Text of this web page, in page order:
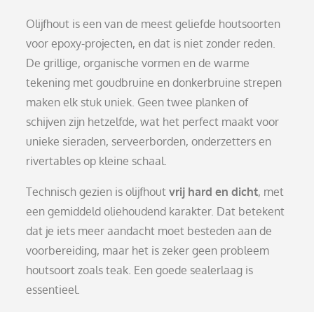
Olijfhout is een van de meest geliefde houtsoorten
voor epoxy-projecten, en dat is niet zonder reden.
De grillige, organische vormen en de warme
tekening met goudbruine en donkerbruine strepen
maken elk stuk uniek. Geen twee planken of
schijven zijn hetzelfde, wat het perfect maakt voor
unieke sieraden, serveerborden, onderzetters en
rivertables op kleine schaal.
Technisch gezien is olijfhoutvrij hard en dicht, met
een gemiddeld oliehoudend karakter. Dat betekent
dat je iets meer aandacht moet besteden aan de
voorbereiding, maar het is zeker geen probleem
houtsoort zoals teak. Een goede sealerlaag is
essentieel.